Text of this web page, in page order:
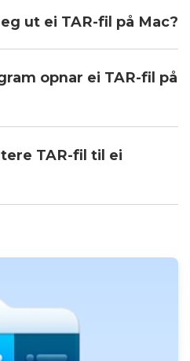
ut ei TAR-fil på Mac?
opnar ei TAR-fil på
TAR-fil til ei